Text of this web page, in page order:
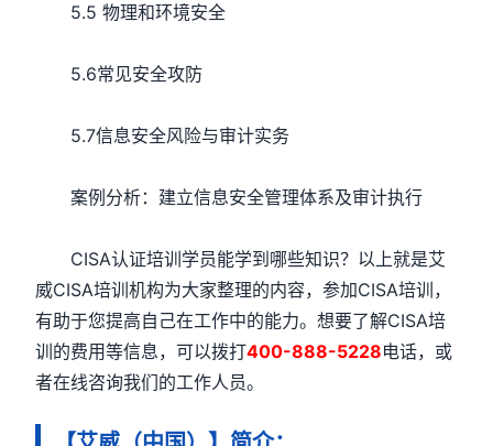
5.5 物理和环境安全
5.6常见安全攻防
5.7信息安全风险与审计实务
案例分析：建立信息安全管理体系及审计执行
CISA认证培训学员能学到哪些知识？以上就是艾
威CISA培训机构为大家整理的内容，参加CISA培训，
有助于您提高自己在工作中的能力。想要了解CISA培
训的费用等信息，可以拨打400-888-5228电话，或
者在线咨询我们的工作人员。